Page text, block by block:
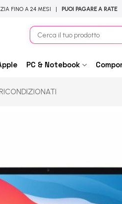
FINO A 24 MESI | PUOI PAGARE A RATE
Cerca:
PC & Notebook